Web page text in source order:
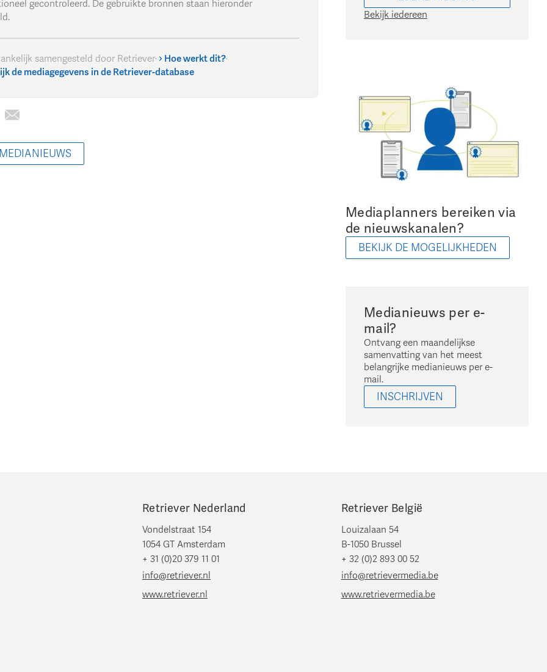
gecontroleerd. De gebruikte bronnen staan hieronder
samengesteld door Retriever· Hoe werkt dit?·
de mediagegevens in de Retriever-database
Bekijk iedereen
Mediaplanners bereiken via
de nieuwskanalen?
BEKIJK DE MOGELIJKHEDEN
Medianieuws per e-
mail?
Ontvang een maandelijkse
samenvatting van het meest
belangrijke medianieuws per e-
mail.
INSCHRIJVEN
Retriever Nederland
Vondelstraat 154
1054 GT Amsterdam
+ 31 (0)20 379 11 01
info@retriever.nl
www.retriever.nl
Retriever België
Louizalaan 54
B-1050 Brussel
+ 32 (0)2 893 00 52
info@retrievermedia.be
www.retrievermedia.be